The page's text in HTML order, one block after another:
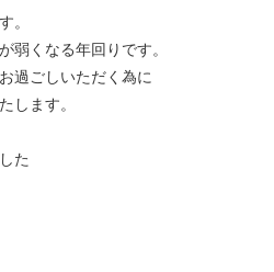
。
弱くなる年回りです。
過ごしいただく為に
します。
た